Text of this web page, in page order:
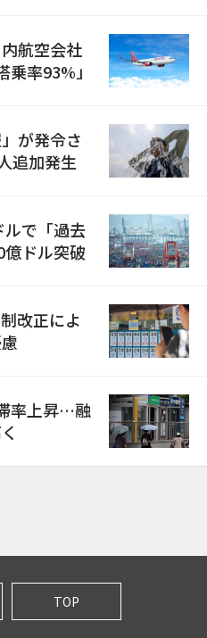
航空会社
率93%」
が発令さ
追加発生
で「過去
ドル突破
改正によ
率上昇…融
TOP